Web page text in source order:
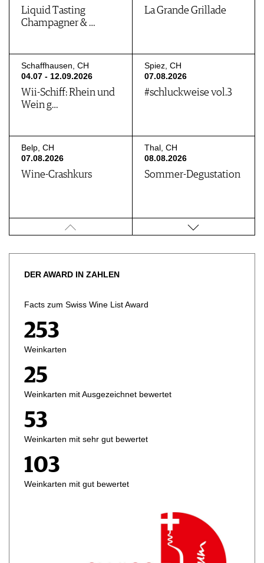
Liquid Tasting
Champagner & …
La Grande Grillade
Schaffhausen, CH
04.07 - 12.09.2026
Wii-Schiff: Rhein und
Wein g…
Spiez, CH
07.08.2026
#schluckweise vol.3
Belp, CH
07.08.2026
Wine-Crashkurs
Thal, CH
08.08.2026
Sommer-Degustation
Remigen, CH
Rebumgang
öffentlich für all…
Ennetbaden, CH
Einführung ins
20.08.2026
PINOT NOIR BLIND
TASTING
Selzach, CH
Portugal & Spanien
Freienstein-…, CH
26.08.2026
Collalto –…
Schaffhausen, CH
DER AWARD IN ZAHLEN
Facts zum Swiss Wine List Award
253
Weinkarten
25
Weinkarten mit Ausgezeichnet bewertet
53
Weinkarten mit sehr gut bewertet
103
Weinkarten mit gut bewertet